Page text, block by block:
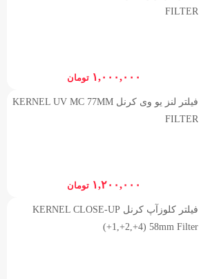
FILTER
۱,۰۰۰,۰۰۰ تومان
فیلتر لنز یو وی کرنل KERNEL UV MC 77MM
FILTER
۱,۲۰۰,۰۰۰ تومان
فیلتر کلوزآپ کرنل KERNEL CLOSE-UP
(+1,+2,+4) 58mm Filter